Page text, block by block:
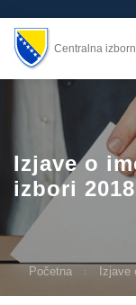
Centralna
Izjave o
izbori
Početna Izjave